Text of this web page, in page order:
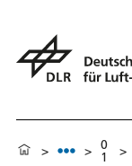
> > 0
1 >